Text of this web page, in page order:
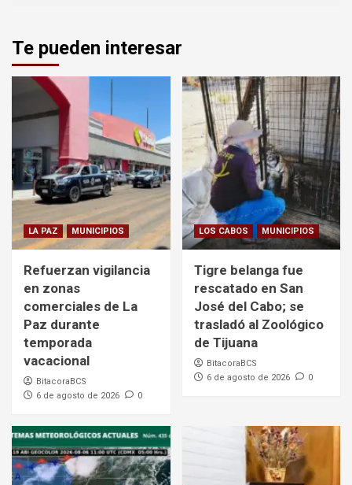
Te pueden interesar
LA PAZ MUNICIPIOS
Refuerzan vigilancia
en zonas
comerciales de La
Paz durante
temporada
vacacional
BitacoraBCS
6 de agosto de 2026
0
LOS CABOS MUNICIPIOS
Tigre belanga fue
rescatado en San
José del Cabo; se
trasladó al Zoológico
de Tijuana
BitacoraBCS
6 de agosto de 2026
0